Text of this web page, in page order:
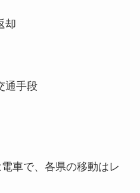
却
通手段
車で、各県の移動はレ